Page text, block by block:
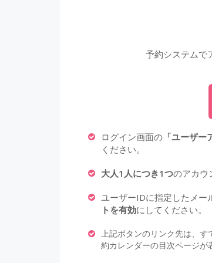
予約システムで
ログイン画面の 「ユーザー
ください。
大人1人につき1つのアカウ
ユーザーIDに指定したメー
トを有効にしてください。
上記ボタンのリンク先は、
約カレンダーの目次ページが